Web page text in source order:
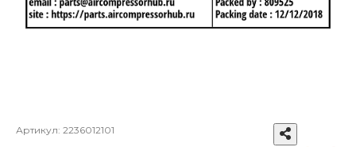
Артикул: 2236012101